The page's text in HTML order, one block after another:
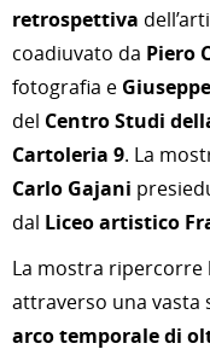
retrospettiva
coadiuvato da Piero
fotografia e
del Centro Studi
Cartoleria 9. La
Carlo Gajani
dal Liceo artistico
La mostra ripercorre
attraverso una vasta
arco temporale di